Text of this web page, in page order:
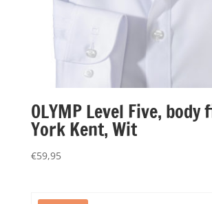
OLYMP Level Five, body
York Kent, Wit
€59,95